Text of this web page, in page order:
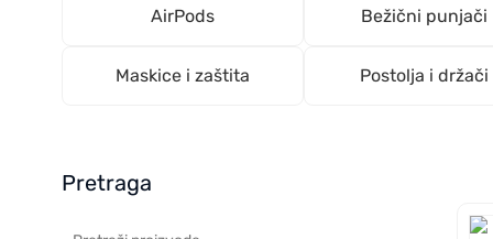
AirPods Bežični punjači
Maskice i zaštita Postolja i držači
Pretraga